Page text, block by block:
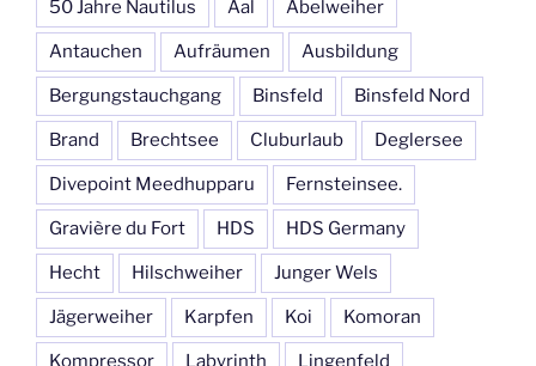
50 Jahre Nautilus Aal Abelweiher
Antauchen Aufräumen Ausbildung
Bergungstauchgang Binsfeld Binsfeld Nord
Brand Brechtsee Cluburlaub Deglersee
Divepoint Meedhupparu Fernsteinsee.
Gravière du Fort HDS HDS Germany
Hecht Hilschweiher Junger Wels
Jägerweiher Karpfen Koi Komoran
Kompressor Labyrinth Lingenfeld